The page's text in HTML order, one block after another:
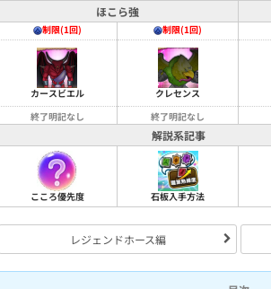
ほこら強
制限(1回)
カースビエル
終了明記なし
制限(1回)
クレセンス
終了明記なし
解説系記事
こころ優先度 石板入手方法
レジェンドホース編